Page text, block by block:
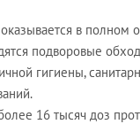
в полном
подворовые
гигиены,
16 тысяч доз